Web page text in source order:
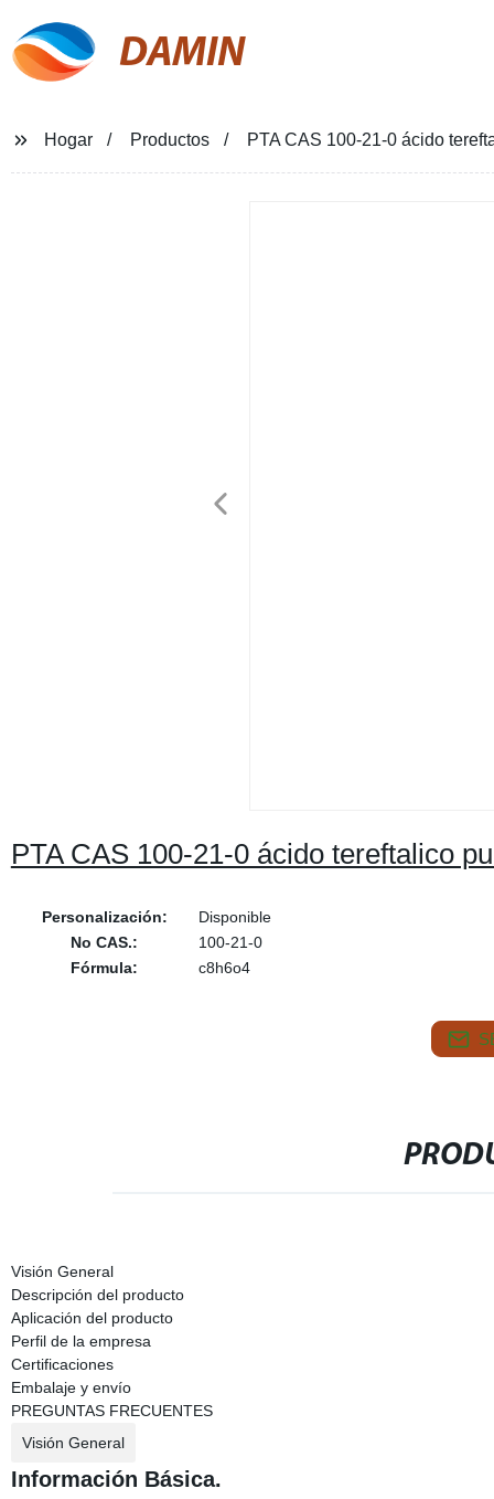
DAMIN
Hogar Productos PTA CAS 100-21-0 ácido
PTA CAS 100-21-0 ácido tereftalico
Personalización:
Disponible
No CAS.:
100-21-0
Fórmula:
c8h6o4
Visión General
Descripción del producto
Aplicación del producto
Perfil de la empresa
Certificaciones
Embalaje y envío
PREGUNTAS FRECUENTES
Visión General
Información Básica.